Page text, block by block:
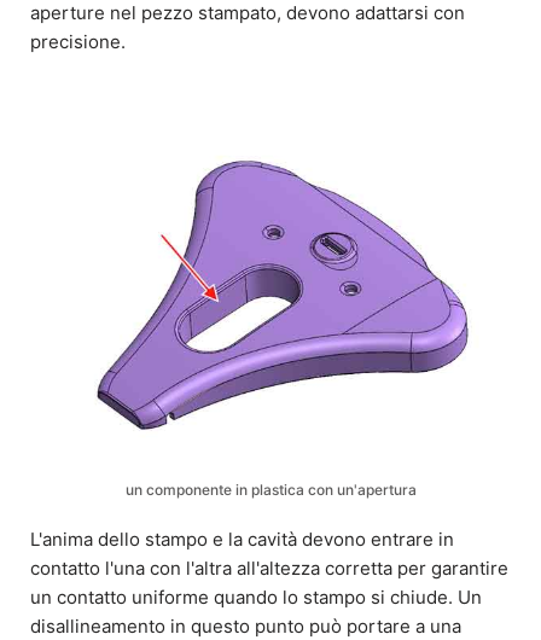
aperture nel pezzo stampato, devono adattarsi con
precisione.
un componente in plastica con un'apertura
L'anima dello stampo e la cavità devono entrare in
contatto l'una con l'altra all'altezza corretta per garantire
un contatto uniforme quando lo stampo si chiude. Un
disallineamento in questo punto può portare a una